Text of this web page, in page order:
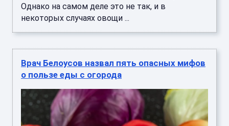
Однако на самом деле это не так, и в
некоторых случаях овощи ...
Врач Белоусов назвал пять опасных мифов
о пользе еды с огорода